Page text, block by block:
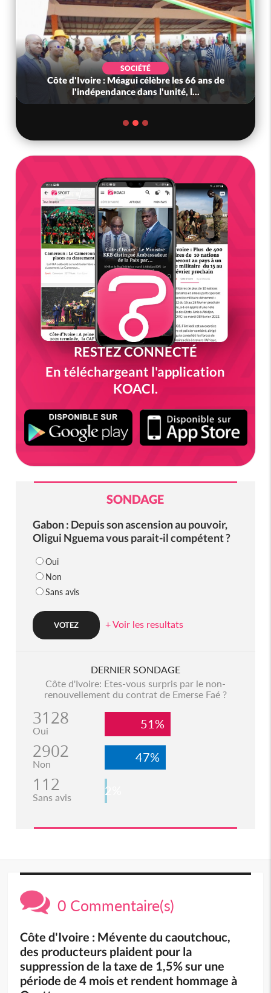
SOCIÉTÉ
Côte d'Ivoire : Méagui célèbre les 66 ans de
l'indépendance dans l'unité, l...
RESTEZ CONNECTÉ
En téléchargeant l'application
KOACI.
SONDAGE
Gabon : Depuis son ascension au pouvoir,
Oligui Nguema vous parait-il compétent ?
Oui
Non
Sans avis
+ Voir les resultats
DERNIER SONDAGE
Côte d'Ivoire: Etes-vous surpris par le non-
renouvellement du contrat de Emerse Faé ?
3128
Oui 51%
2902
Non 47%
112
Sans avis 2%
0 Commentaire(s)
Côte d'Ivoire : Mévente du caoutchouc,
des producteurs plaident pour la
suppression de la taxe de 1,5% sur une
période de 4 mois et rendent hommage à